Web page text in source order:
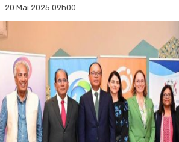
20 Mai 2025 09h00